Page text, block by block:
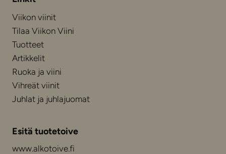
Viikon viinit
Tilaa Viikon Viini
Tuotteet
Artikkelit
Ruoka ja viini
Vihreät viinit
Juhlat ja juhlajuomat
Esitä tuotetoive
www.alkotoive.fi